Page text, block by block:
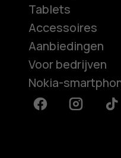
Tablets
Accessoires
Aanbiedingen
Voor bedrijven
Nokia-
FacebookInstagram